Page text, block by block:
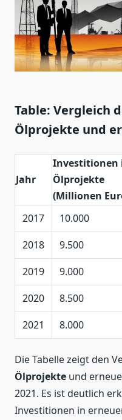
Table: Vergleich
Ölprojekte und
Jahr
Investitionen
Ölprojekte
(Millionen
2017
10.000
2018
9.500
2019
9.000
2020
8.500
2021
8.000
Die Tabelle zeigt den
Ölprojekte und
2021. Es ist deutlich
Investitionen in